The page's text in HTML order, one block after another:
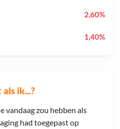
ik...?
vandaag zou hebben als
had toegepast op
2,60%
1,40%